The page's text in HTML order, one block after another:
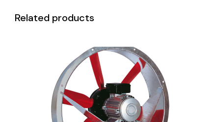
Related products
DETAILS